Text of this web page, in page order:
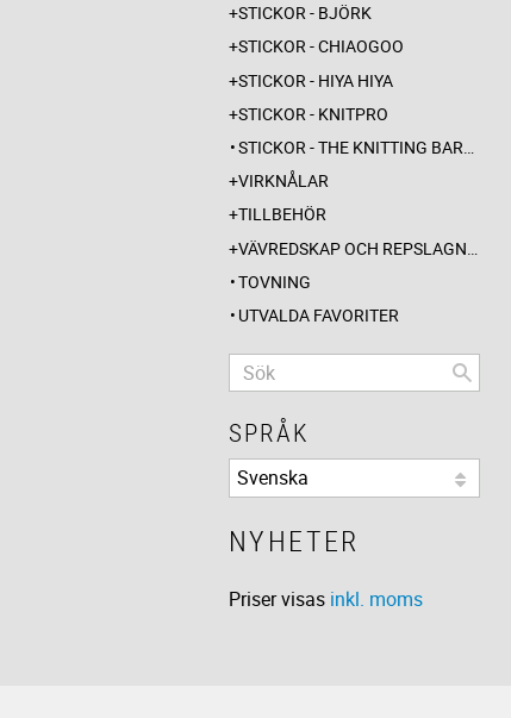
STICKOR - BJÖRK
STICKOR - CHIAOGOO
STICKOR - HIYA HIYA
STICKOR - KNITPRO
STICKOR - THE KNITTING BARBER
VIRKNÅLAR
TILLBEHÖR
VÄVREDSKAP OCH REPSLAGNING
TOVNING
UTVALDA FAVORITER
SPRÅK
NYHETER
Priser visas inkl. moms